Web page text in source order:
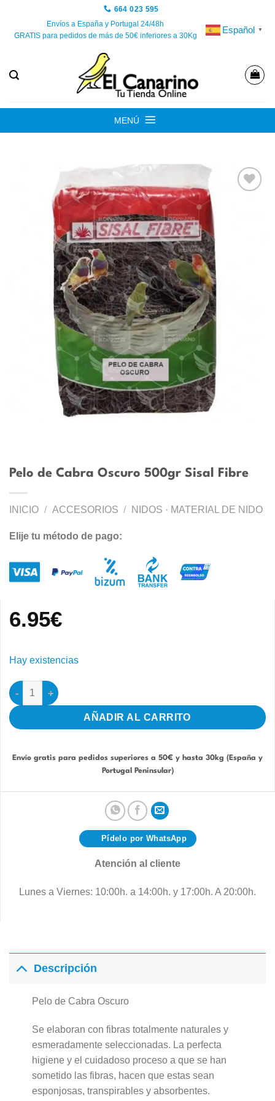
contenido
664 023 595
Envíos a España y Portugal 24/48h
GRATIS para pedidos de más de 50€ inferiores a 30Kg
Español ▼
MENÚ
Pelo de Cabra Oscuro 500gr Sisal Fibre
INICIO / ACCESORIOS / NIDOS · MATERIAL DE NIDO
Elije tu método de pago:
6.95€
Hay existencias
Pelo de Cabra Oscuro 500gr Sisal Fibre cantidad
AÑADIR AL CARRITO
Envío gratis para pedidos superiores a 50€ y hasta 30kg (España y
Portugal Peninsular)
Pídelo por WhatsApp
Atención al cliente
Lunes a Viernes: 10:00h. a 14:00h. y 17:00h. A 20:00h.
Descripción
Pelo de Cabra Oscuro
Se elaboran con fibras totalmente naturales y
esmeradamente seleccionadas. La perfecta
higiene y el cuidadoso proceso a que se han
sometido las fibras, hacen que estas sean
esponjosas, transpirables y absorbentes.